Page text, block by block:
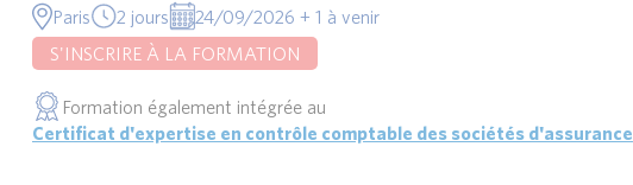
Paris 2 jours
24/09/2026 + 1 à venir
S'INSCRIRE À LA FORMATION
Formation également intégrée au
Certificat d'expertise en contrôle comptable des sociétés d'assurance